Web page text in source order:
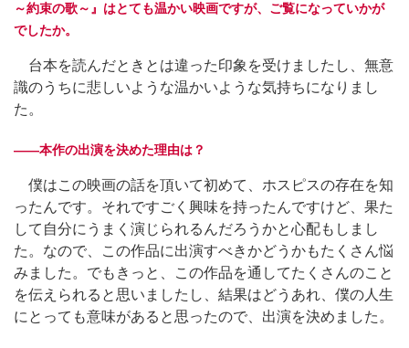
～約束の歌～』はとても温かい映画ですが、ご覧になっていかが
でしたか。
台本を読んだときとは違った印象を受けましたし、無意
識のうちに悲しいような温かいような気持ちになりまし
た。
――本作の出演を決めた理由は？
僕はこの映画の話を頂いて初めて、ホスピスの存在を知
ったんです。それですごく興味を持ったんですけど、果た
して自分にうまく演じられるんだろうかと心配もしまし
た。なので、この作品に出演すべきかどうかもたくさん悩
みました。でもきっと、この作品を通してたくさんのこと
を伝えられると思いましたし、結果はどうあれ、僕の人生
にとっても意味があると思ったので、出演を決めました。